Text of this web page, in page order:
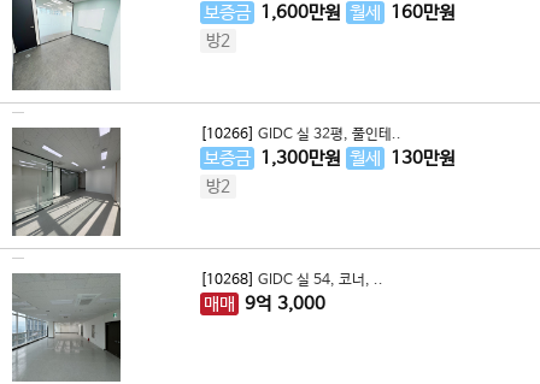
보증금 1,600만원 월세 160만원
방2
[10266] GIDC 실 32평, 풀인테..
보증금 1,300만원 월세 130만원
방2
[10268] GIDC 실 54, 코너, ..
매매 9억 3,000